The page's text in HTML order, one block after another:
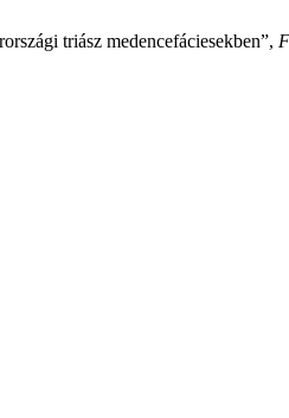
triász medencefáciesekben”,